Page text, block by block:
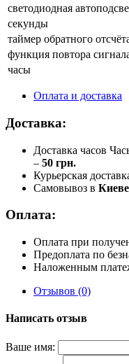
светодиодная
секунды
таймер обратного
функция повтора
часы
Оплата и доставка
Доставка:
Доставка часов
– 50 грн.
Курьерская
Самовывоз в
Оплата:
Оплата при
Предоплата по
Наложенным
Отзывов (0)
Написать отзыв
Ваше имя: